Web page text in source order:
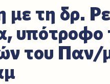
με τη δρ.
υπότροφο
του Παν/